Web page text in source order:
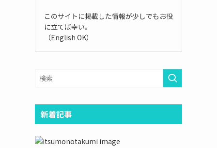
このサイトに掲載した情報が少しでもお役
に立てば幸い。
（English OK）
新着記事